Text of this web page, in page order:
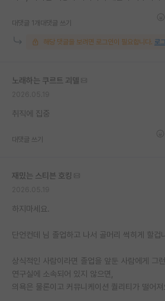
대댓글 1개 대댓글 쓰기
해당 댓글을 보려면 로그인이 필요합니다. 로
노래하는 쿠르트 괴델
취직에 집중
대댓글 쓰기
재밌는 스티븐 호킹
하지마세요.
단언컨데 님 졸업하고 나서 골머리 썩히게 할겁
상식적인 사람이라면 졸업을 앞둔 사람에게 그
연구실에 소속되어 있지 않으면,
의욕은 물론이고 커뮤니케이션 퀄리티가 떨어져